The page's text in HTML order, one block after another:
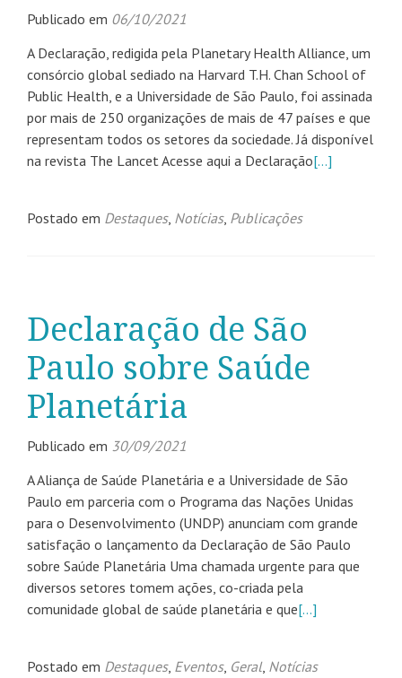
Publicado em 06/10/2021
A Declaração, redigida pela Planetary Health Alliance, um
consórcio global sediado na Harvard T.H. Chan School of
Public Health, e a Universidade de São Paulo, foi assinada
por mais de 250 organizações de mais de 47 países e que
representam todos os setores da sociedade. Já disponível
na revista The Lancet Acesse aqui a Declaração[…]
Postado em Destaques, Notícias, Publicações
Declaração de São
Paulo sobre Saúde
Planetária
Publicado em 30/09/2021
A Aliança de Saúde Planetária e a Universidade de São
Paulo em parceria com o Programa das Nações Unidas
para o Desenvolvimento (UNDP) anunciam com grande
satisfação o lançamento da Declaração de São Paulo
sobre Saúde Planetária Uma chamada urgente para que
diversos setores tomem ações, co-criada pela
comunidade global de saúde planetária e que[…]
Postado em Destaques, Eventos, Geral, Notícias